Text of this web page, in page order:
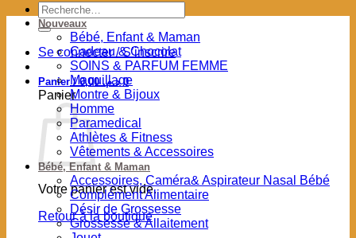
Recherche
pour :
Se connecter / S’inscrire
Panier / د.م.0,00 0
Panier
Votre panier est vide.
Retour à la boutique
Nouveaux
Bébé, Enfant & Maman
Cadeau & Chocolat
SOINS & PARFUM FEMME
Maquillage
Montre & Bijoux
Homme
Paramedical
Athlètes & Fitness
Vêtements & Accessoires
Bébé, Enfant & Maman
Accessoires, Caméra& Aspirateur Nasal Bébé
Complément Alimentaire
Désir de Grossesse
Grossesse & Allaitement